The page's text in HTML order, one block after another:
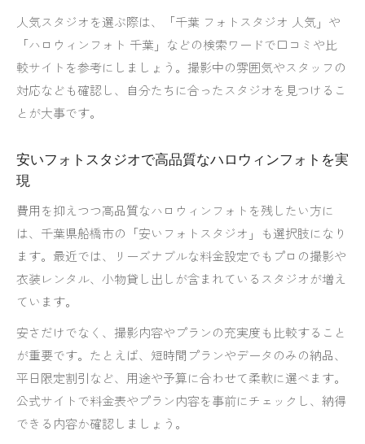
千葉のフォトスタジオでおしゃれな思い出作り
人気スタジオを選ぶ際は、「千葉 フォトスタジオ 人気」や
「ハロウィンフォト 千葉」などの検索ワードで口コミや比
較サイトを参考にしましょう。撮影中の雰囲気やスタッフの
対応なども確認し、自分たちに合ったスタジオを見つけるこ
とが大事です。
安いフォトスタジオで高品質なハロウィンフォトを実
現
費用を抑えつつ高品質なハロウィンフォトを残したい方に
は、千葉県船橋市の「安いフォトスタジオ」も選択肢になり
ます。最近では、リーズナブルな料金設定でもプロの撮影や
衣装レンタル、小物貸し出しが含まれているスタジオが増え
ています。
安さだけでなく、撮影内容やプランの充実度も比較すること
が重要です。たとえば、短時間プランやデータのみの納品、
平日限定割引など、用途や予算に合わせて柔軟に選べます。
公式サイトで料金表やプラン内容を事前にチェックし、納得
できる内容か確認しましょう。